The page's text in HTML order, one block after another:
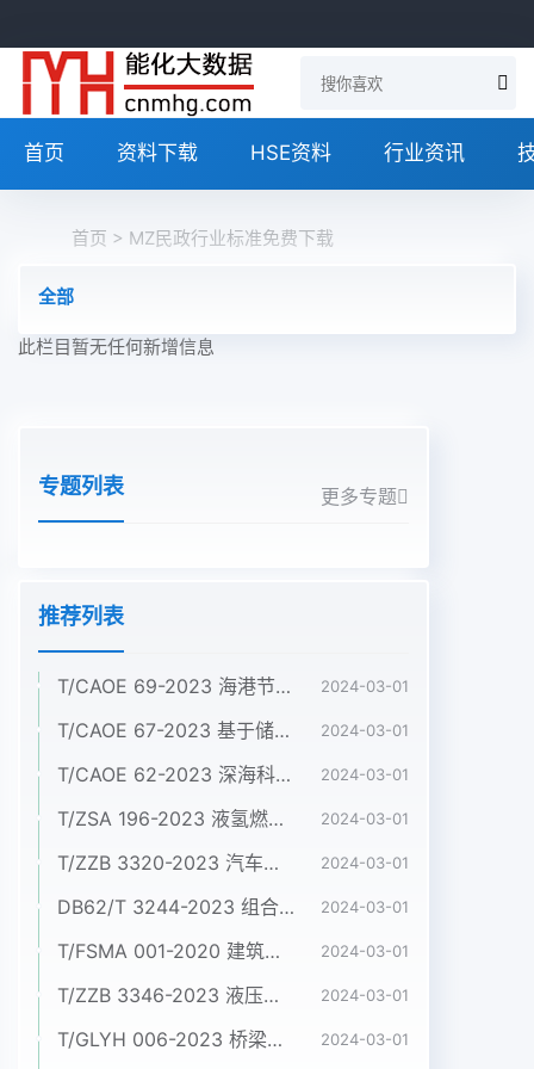
首页 资料下载 HSE资料 行业资讯
首页 > MZ民政行业标准免费下载
全部
此栏目暂无任何新增信息
专题列表 更多专题
推荐列表
T/CAOE 69-2023 海港节约集约用海标准 2024-03-01
T/CAOE 67-2023 基于储量差值法的滨海蓝碳碳库增量监测技术规程 第4 部分：盐沼 2024-03-01
T/CAOE 62-2023 深海科考型ROV作业规范 2024-03-01
T/ZSA 196-2023 液氢燃料电池电动商用车 技术条件 2024-03-01
T/ZZB 3320-2023 汽车用金属双极板氢燃料电池发动机 2024-03-01
DB62/T 3244-2023 组合铝合金模板施工验收标准 2024-03-01
T/FSMA 001-2020 建筑屋面和幕墙用不锈钢压型板 2024-03-01
T/ZZB 3346-2023 液压系统用烧结双金属配油盘 2024-03-01
T/GLYH 006-2023 桥梁嵌入式盆式支座 2024-03-01